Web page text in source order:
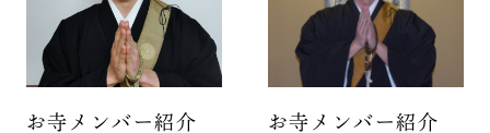
お寺メンバー紹介
お寺メンバー紹介